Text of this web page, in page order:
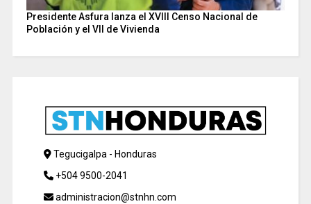
Presidente Asfura lanza el XVIII Censo Nacional de
Población y el VII de Vivienda
Tegucigalpa - Honduras
+504 9500-2041
administracion@stnhn.com